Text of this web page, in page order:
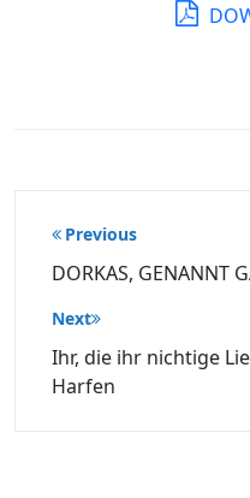
Beitragsnavigation
Previous
DORKAS, GENANNT
Next
Ihr, die ihr nichtige
Harfen